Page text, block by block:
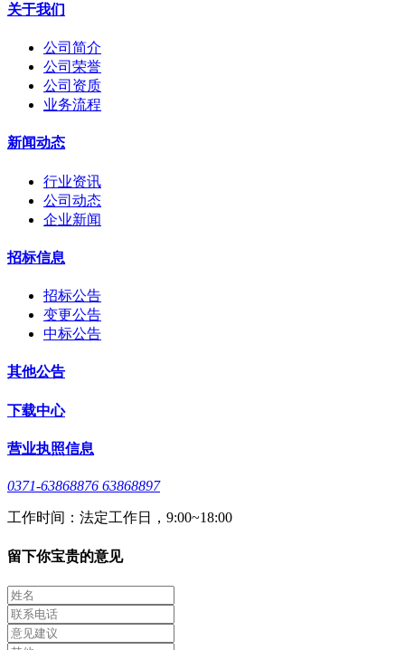
关于我们
公司简介
公司荣誉
公司资质
业务流程
新闻动态
行业资讯
公司动态
企业新闻
招标信息
招标公告
变更公告
中标公告
其他公告
下载中心
营业执照信息
0371-63868876 63868897
工作时间：法定工作日，9:00~18:00
留下你宝贵的意见